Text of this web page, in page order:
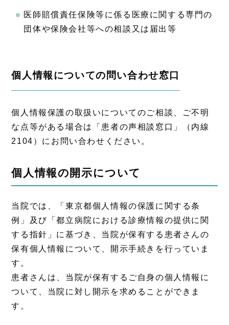
医師賠償責任保険等に係る医療に関する専門の
団体や保険会社等への相談又は届出等
個人情報についての問い合わせ窓口
個人情報保護の取扱いについてのご相談、ご不明
な点等がある場合は「患者の声相談窓口」（内線
2104）にお問い合わせください。
個人情報の開示について
当院では、「東京都個人情報の保護に関する条
例」及び「都立病院における診療情報の提供に関
する指針」に基づき、当院が保有する患者さんの
保有個人情報について、開示手続きを行っていま
す。
患者さんは、当院が保有するご自身の個人情報に
ついて、当院に対し開示を求めることができま
す。